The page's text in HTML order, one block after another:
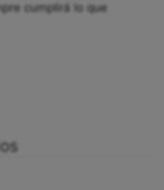
cumplirá lo que